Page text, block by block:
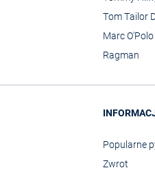
Tom Tailor
Marc O'Polo
Ragman
Popularne
Zwrot